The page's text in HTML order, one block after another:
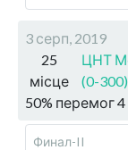
3 серп, 2019
25
місце
ЦНТ
(0-300)
50% перемог4
Финал-II